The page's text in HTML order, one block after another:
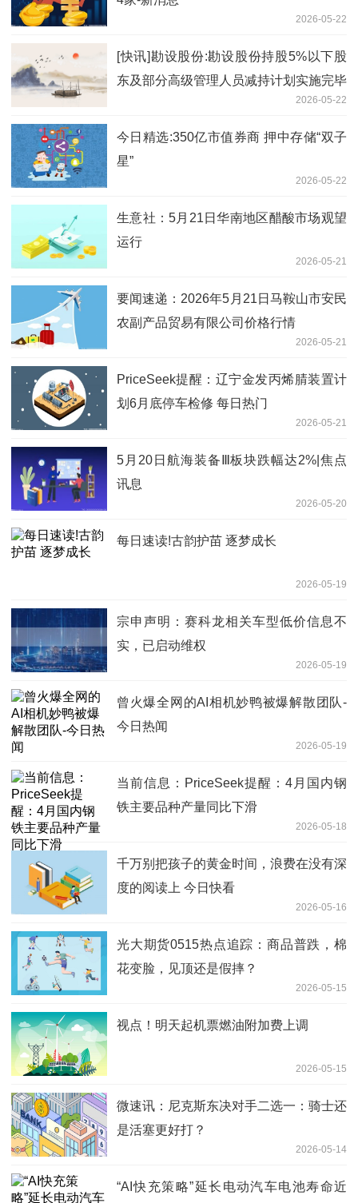
2026-05-22
[快讯]勘设股份:勘设股份持股5%以下股
东及部分高级管理人员减持计划实施完毕
2026-05-22
今日精选:350亿市值券商 押中存储“双子
星”
2026-05-22
生意社：5月21日华南地区醋酸市场观望
运行
2026-05-21
要闻速递：2026年5月21日马鞍山市安民
农副产品贸易有限公司价格行情
2026-05-21
PriceSeek提醒：辽宁金发丙烯腈装置计
划6月底停车检修 每日热门
2026-05-21
5月20日航海装备Ⅲ板块跌幅达2%|焦点
讯息
2026-05-20
每日速读!古韵护苗 逐梦成长
2026-05-19
宗申声明：赛科龙相关车型低价信息不
实，已启动维权
2026-05-19
曾火爆全网的AI相机妙鸭被爆解散团队-
今日热闻
2026-05-19
当前信息：PriceSeek提醒：4月国内钢
铁主要品种产量同比下滑
2026-05-18
千万别把孩子的黄金时间，浪费在没有深
度的阅读上 今日快看
2026-05-16
光大期货0515热点追踪：商品普跌，棉
花变脸，见顶还是假摔？
2026-05-15
视点！明天起机票燃油附加费上调
2026-05-15
微速讯：尼克斯东决对手二选一：骑士还
是活塞更好打？
2026-05-14
“AI快充策略”延长电动汽车电池寿命近